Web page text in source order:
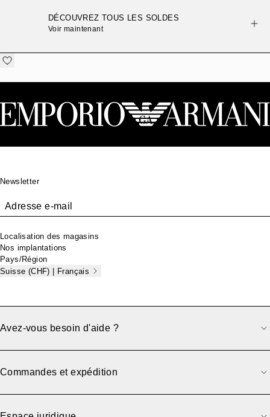
DÉCOUVREZ TOUS LES SOLDES
Voir maintenant
Newsletter
Adresse e-mail
Localisation des magasins
Nos implantations
Pays/Région
Suisse (CHF) | Français
Avez-vous besoin d'aide ?
Commandes et expédition